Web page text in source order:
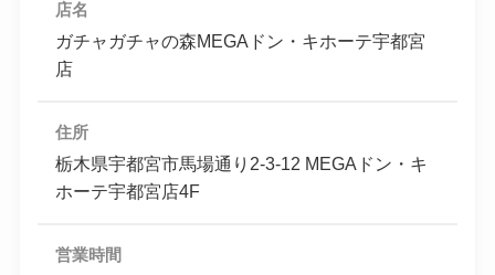
店名
ガチャガチャの森MEGAドン・キホーテ宇都宮
店
住所
栃木県宇都宮市馬場通り2-3-12 MEGAドン・キ
ホーテ宇都宮店4F
営業時間